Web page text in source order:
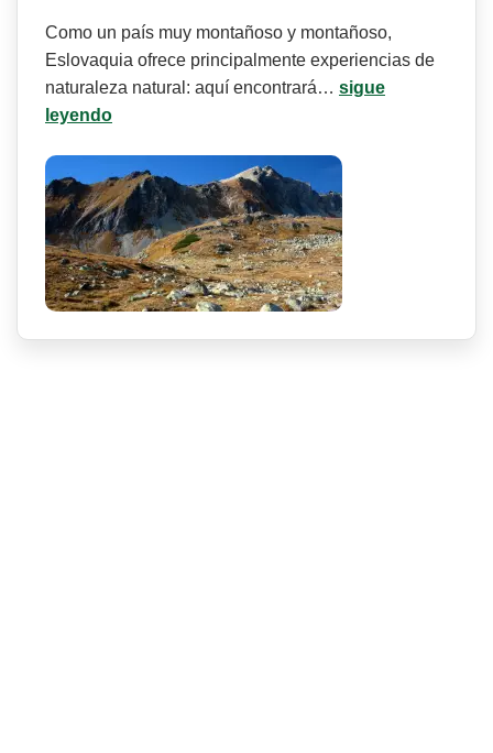
Como un país muy montañoso y montañoso,
Eslovaquia ofrece principalmente experiencias de
naturaleza natural: aquí encontrará… sigue
leyendo